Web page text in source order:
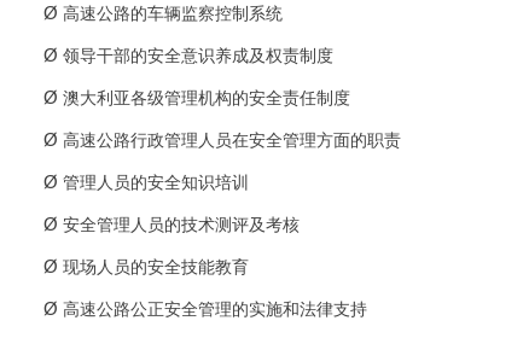
Ø 高速公路的车辆监察控制系统
Ø 领导干部的安全意识养成及权责制度
Ø 澳大利亚各级管理机构的安全责任制度
Ø 高速公路行政管理人员在安全管理方面的职责
Ø 管理人员的安全知识培训
Ø 安全管理人员的技术测评及考核
Ø 现场人员的安全技能教育
Ø 高速公路公正安全管理的实施和法律支持